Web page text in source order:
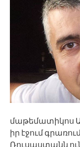
մաթեմատիկոս
իր էջում
Ռուսաստանն